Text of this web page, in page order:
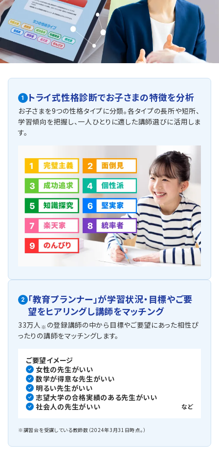
1 トライ式性格診断でお子さまの特徴を分析
お子さまを9つの性格タイプに分類。各タイプの長所や短所、
学習傾向を把握し、一人ひとりに適した講師選びに活用しま
す。
2 「教育プランナー」が学習状況・目標やご要
望をヒアリングし講師をマッチング
33万人 ※ の登録講師の中から目標やご要望にあった相性ぴ
ったりの講師をマッチングします。
ご要望イメージ
女性の先生がいい
数学が得意な先生がいい
明るい先生がいい
志望大学の合格実績のある先生がいい
社会人の先生がいい
など
※講習会を受講している教師数（2024年3月31日時点。）